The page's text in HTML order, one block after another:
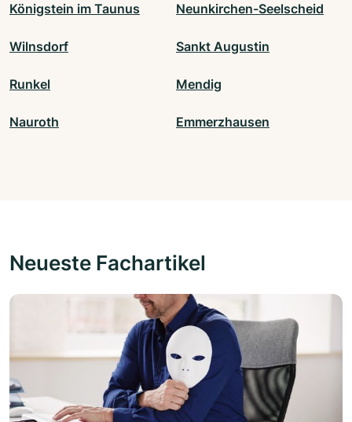
Königstein im Taunus Neunkirchen-Seelscheid
Wilnsdorf Sankt Augustin
Runkel Mendig
Nauroth Emmerzhausen
Neueste Fachartikel